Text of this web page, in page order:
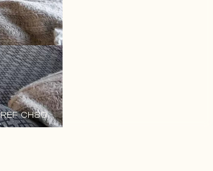
REF CH80